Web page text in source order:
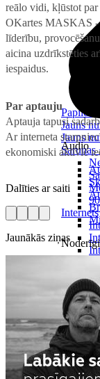
Papildināt
Jauns
Jauns
Sarunas
Internets
Citi
Audio
Noderīgi
Planšetes
reālo vidi, kļūstot par
OKartes MASKAS -
līderību,
aicina uzdrīkstēties
iespaidus.
Par aptauju
Aptauja tapusi
Ar interneta
ekonomiski aktīvie
Dalīties ar saiti
Jaunākās ziņas